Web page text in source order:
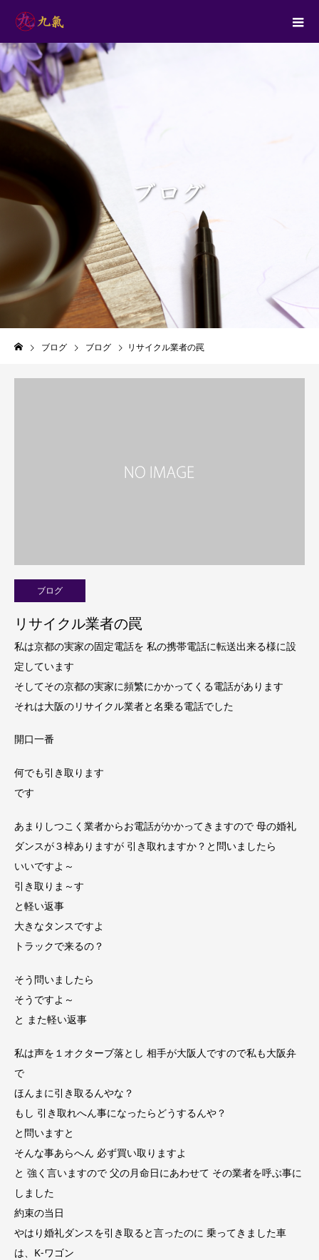
ブログ ブログ リサイクル業者の罠
ブログ
リサイクル業者の罠
私は京都の実家の固定電話を 私の携帯電話に転送出来る様に設
定しています
そしてその京都の実家に頻繁にかかってくる電話があります
それは大阪のリサイクル業者と名乗る電話でした
開口一番
何でも引き取ります
です
あまりしつこく業者からお電話がかかってきますので 母の婚礼
ダンスが３棹ありますが 引き取れますか？と問いましたら
いいですよ～
引き取りま～す
と軽い返事
大きなタンスですよ
トラックで来るの？
そう問いましたら
そうですよ～
と また軽い返事
私は声を１オクターブ落とし 相手が大阪人ですので私も大阪弁
で
ほんまに引き取るんやな？
もし 引き取れへん事になったらどうするんや？
と問いますと
そんな事あらへん 必ず買い取りますよ
と 強く言いますので 父の月命日にあわせて その業者を呼ぶ事に
しました
約束の当日
やはり婚礼ダンスを引き取ると言ったのに 乗ってきました車
は、K-ワゴン